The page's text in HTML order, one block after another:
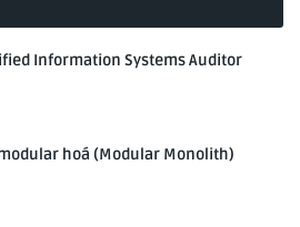
Information Systems Auditor
hoá (Modular Monolith)